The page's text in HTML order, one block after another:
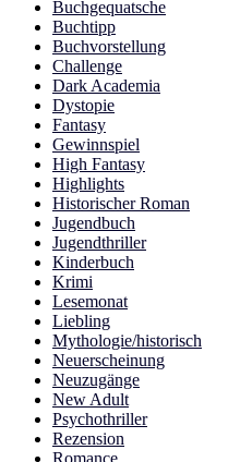
Buchgequatsche
Buchtipp
Buchvorstellung
Challenge
Dark Academia
Dystopie
Fantasy
Gewinnspiel
High Fantasy
Highlights
Historischer Roman
Jugendbuch
Jugendthriller
Kinderbuch
Krimi
Lesemonat
Liebling
Mythologie/historisch
Neuerscheinung
Neuzugänge
New Adult
Psychothriller
Rezension